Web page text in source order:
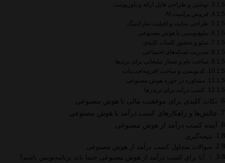
نوشتن و طراحی فایل ارائه و پاورپوینت
فروش پرامپت AI
طراحی سایت و افیلیت مارکتینگ
تبلیغ‌نویسی با هوش مصنوعی
سئو و تحقیق کلمات کلیدی
مدیریت شبکه‌های اجتماعی
ساخت نام و شعار تبلیغاتی برای برندها
کدنویسی و ساخت افزونه/چت‌بات
مشاوره در حوزه هوش مصنوعی
کسب درآمد برای تریدرها
نکات کلیدی برای موفقیت مالی با هوش مصنوعی
چالش‌ها و راهکارهای کسب درآمد با هوش مصنوعی
آینده کسب درآمد از هوش مصنوعی
نتیجه‌گیری
سوالات متداول کسب درآمد از هوش مصنوعی
۱. آیا برای کسب درآمد از هوش مصنوعی حتما باید برنامه‌نویس باشم؟